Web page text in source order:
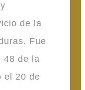
de la
Fue
48 de la
el 20 de